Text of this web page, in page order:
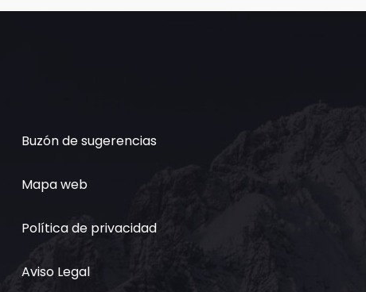
Buzón de sugerencias
Mapa web
Política de privacidad
Aviso Legal